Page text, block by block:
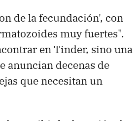
de la fecundación', con
muy fuertes".
en Tinder, sino una
anuncian decenas de
que necesitan un